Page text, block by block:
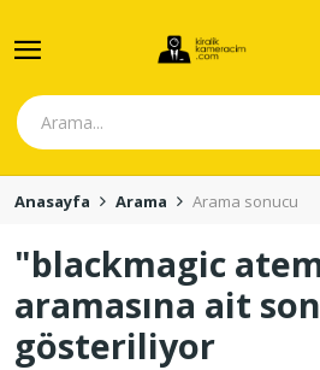
Anasayfa Arama Arama sonucu
"blackmagic
aramasına ait
gösteriliyor